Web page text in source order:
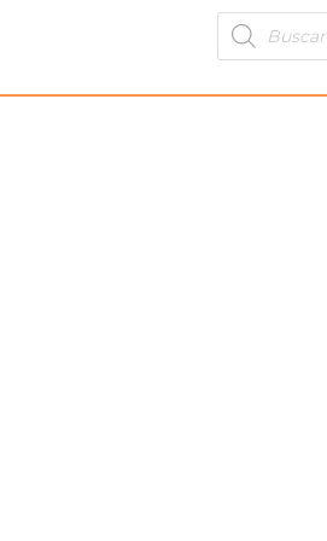
Products
search